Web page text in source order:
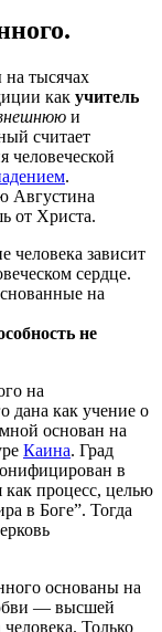
тысячах
как учитель
и
считает
человеческой
.
Августина
от Христа.
человека зависит
сердце.
на
не
на
дана как учение о
основан на
Каина. Град
в
как процесс, целью
в Боге”. Тогда
основаны на
— высшей
Только